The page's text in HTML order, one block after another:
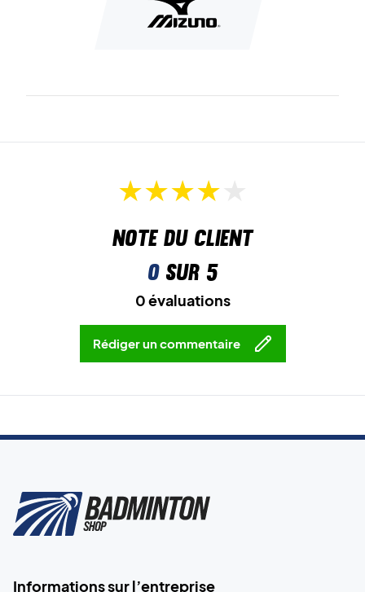
Couleur : Blanc avec des détails noirs et rouges.
Note du client
0sur 5
0 évaluations
Rédiger un commentaire
Informations sur l’entreprise